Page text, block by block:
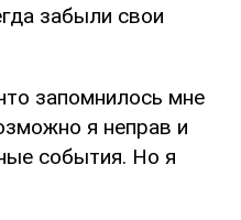
забыли свои
запомнилось мне
я неправ и
события. Но я